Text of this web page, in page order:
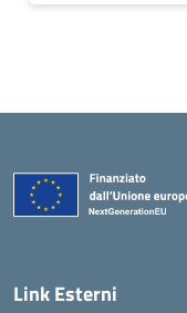
Link Esterni